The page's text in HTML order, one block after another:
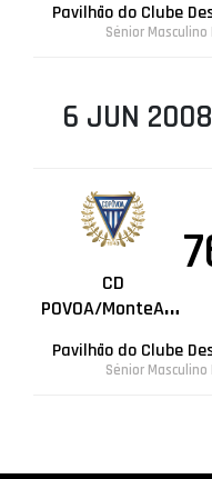
Pavilhão do Clube
Sénior
6 JUN 2008
CD
POVOA/MonteAdriano
Pavilhão do Clube
Sénior